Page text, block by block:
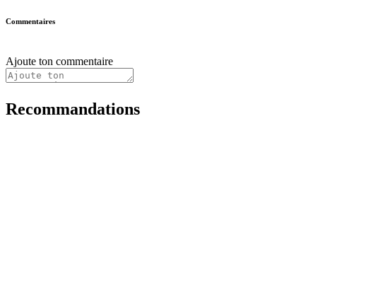
Commentaires
Ajoute ton commentaire
Recommandations